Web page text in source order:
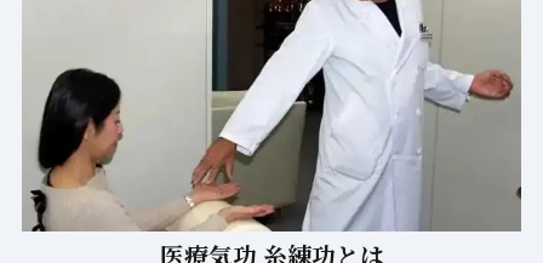
医療気功 糸練功とは